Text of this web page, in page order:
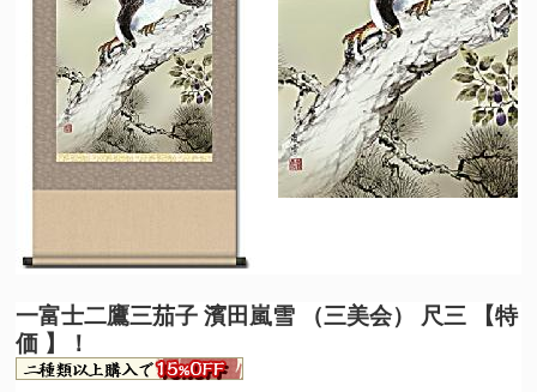
一富士二鷹三茄子 濱田嵐雪 （三美会） 尺三 【特
価 】！